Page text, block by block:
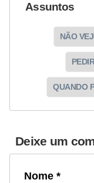
Assuntos
NÃO
QUANDO
Deixe um
Nome *